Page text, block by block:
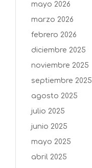
mayo 2026
marzo 2026
febrero 2026
diciembre 2025
noviembre 2025
septiembre 2025
agosto 2025
julio 2025
junio 2025
mayo 2025
abril 2025